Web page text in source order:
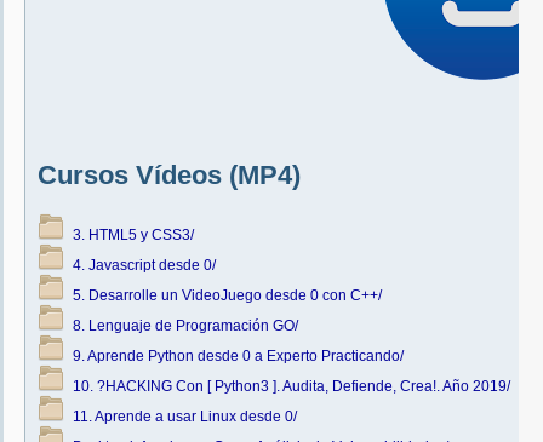
Cursos Vídeos (MP4)
3. HTML5 y CSS3/
4. Javascript desde 0/
5. Desarrolle un VideoJuego desde 0 con C++/
8. Lenguaje de Programación GO/
9. Aprende Python desde 0 a Experto Practicando/
10. ?HACKING Con [ Python3 ]. Audita, Defiende, Crea!. Año 2019/
11. Aprende a usar Linux desde 0/